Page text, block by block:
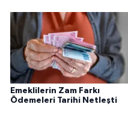
Emeklilerin Zam Farkı
Ödemeleri Tarihi Netleşti